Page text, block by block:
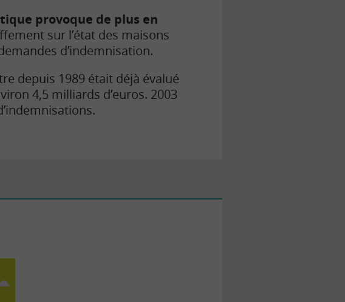
provoque de plus en
sur l’état des maisons
d’indemnisation.
depuis 1989 était déjà évalué
4,5 milliards d’euros. 2003